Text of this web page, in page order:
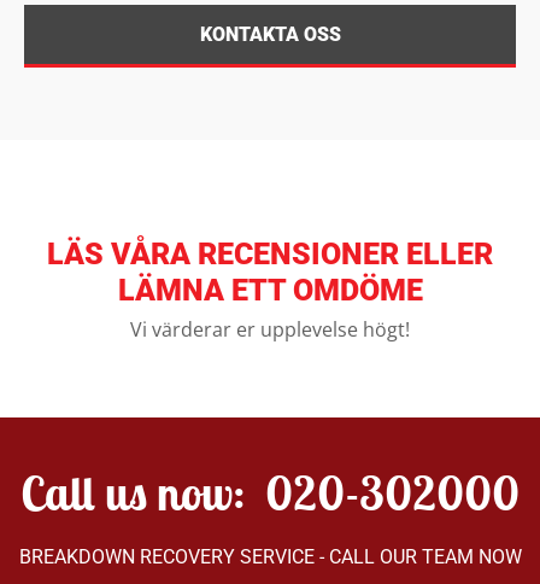
KONTAKTA OSS
LÄS VÅRA RECENSIONER ELLER
LÄMNA ETT OMDÖME
Vi värderar er upplevelse högt!
Call us now: 020-302000
BREAKDOWN RECOVERY SERVICE - CALL OUR TEAM NOW